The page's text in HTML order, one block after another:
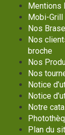
Mentions
Mobi-Grill
Nos
Nos
broche
Nos
Nos
Notice
Notice
Notre
Plan du